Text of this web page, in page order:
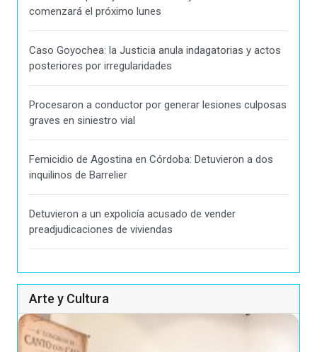
comenzará el próximo lunes
Caso Goyochea: la Justicia anula indagatorias y actos
posteriores por irregularidades
Procesaron a conductor por generar lesiones culposas
graves en siniestro vial
Femicidio de Agostina en Córdoba: Detuvieron a dos
inquilinos de Barrelier
Detuvieron a un expolicía acusado de vender
preadjudicaciones de viviendas
Arte y Cultura